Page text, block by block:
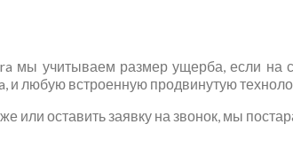
мы учитываем размер ущерба, если
и любую встроенную продвинутую
или оставить заявку на звонок, мы